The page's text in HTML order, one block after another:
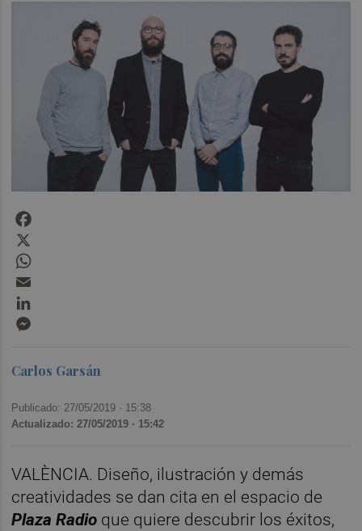
Carlos Garsán
Publicado: 27/05/2019 · 15:38
Actualizado: 27/05/2019 · 15:42
VALÈNCIA. Diseño, ilustración y demás
creatividades se dan cita en el espacio de
Plaza Radio que quiere descubrir los éxitos,